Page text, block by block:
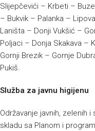
Slijepčevići – Krbeti –
– Bukvik – Palanka –
Laništa – Donji Vukšić –
Poljaci – Donja Skakava –
Gornji Brezik – Gornje
Pukiš.
Služba za javnu higijenu
Održavanje javnih, zelenih
skladu sa Planom i